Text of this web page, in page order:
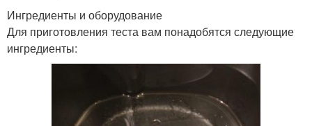
Ингредиенты и оборудование
Для приготовления теста вам понадобятся следующие
ингредиенты: